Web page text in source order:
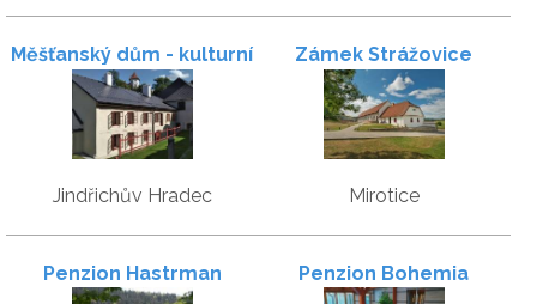
Měšťanský dům - kulturní
památka
Jindřichův Hradec
Zámek Strážovice
Mirotice
Penzion Hastrman Penzion Bohemia